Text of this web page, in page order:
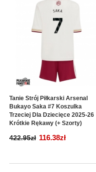
Tanie Strój Piłkarski Arsenal
Bukayo Saka #7 Koszulka
Trzeciej Dla Dziecięce 2025-26
Krótkie Rękawy (+ Szorty)
422.95zł 116.38zł